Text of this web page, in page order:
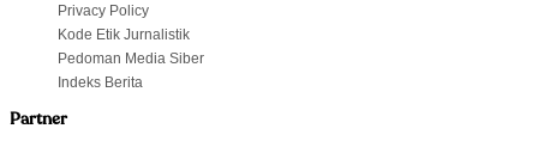
Privacy Policy
Kode Etik Jurnalistik
Pedoman Media Siber
Indeks Berita
Partner